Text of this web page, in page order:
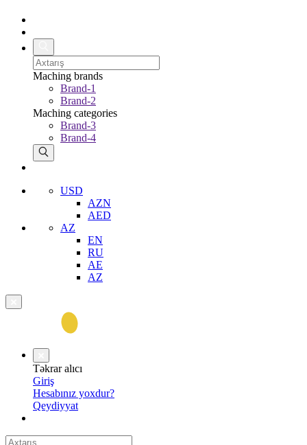
Maching brands
Brand-1
Brand-2
Maching categories
Brand-3
Brand-4
USD
AZN
AED
AZ
EN
RU
AE
AZ
Təkrar alıcı
Giriş
Hesabınız yoxdur?
Qeydiyyat